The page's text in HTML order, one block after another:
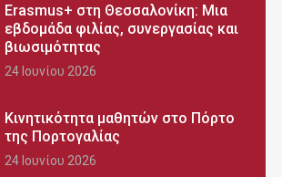
Erasmus+ στη Θεσσαλονίκη: Μια
εβδομάδα φιλίας, συνεργασίας και
βιωσιμότητας
24 Ιουνίου 2026
Κινητικότητα μαθητών στο Πόρτο
της Πορτογαλίας
24 Ιουνίου 2026